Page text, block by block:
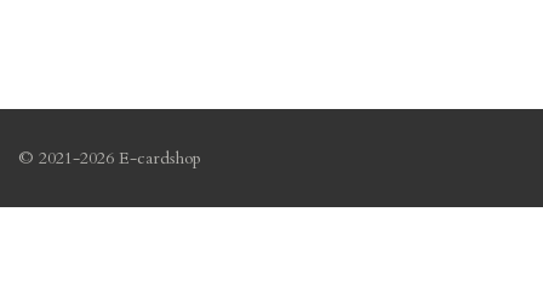
© 2021-2026 E-cardshop